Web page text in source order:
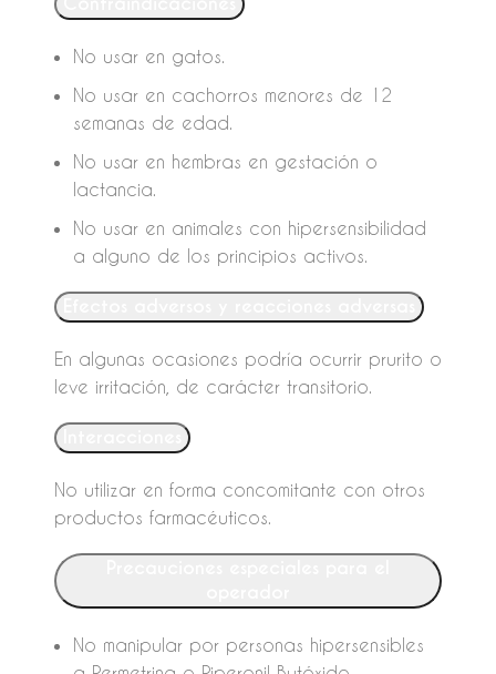
No usar en gatos.
No usar en cachorros menores de 12
semanas de edad.
No usar en hembras en gestación o
lactancia.
No usar en animales con hipersensibilidad
a alguno de los principios activos.
En algunas ocasiones podría ocurrir prurito o
leve irritación, de carácter transitorio.
No utilizar en forma concomitante con otros
productos farmacéuticos.
No manipular por personas hipersensibles